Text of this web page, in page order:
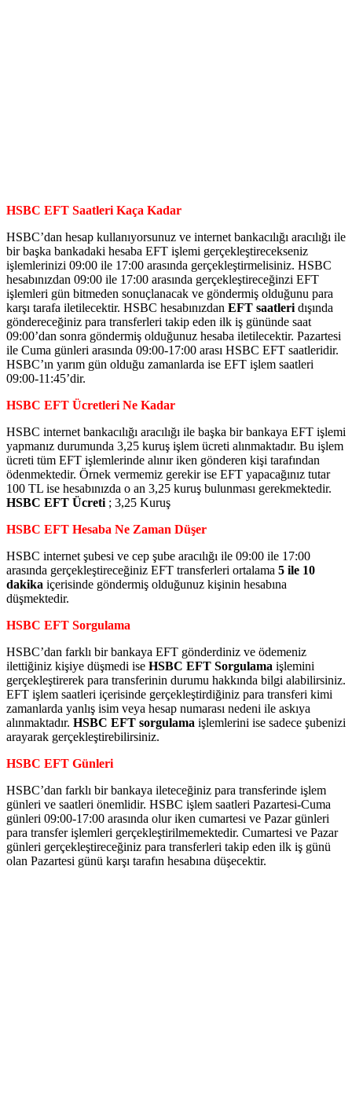
HSBC EFT Saatleri Kaça Kadar
HSBC’dan hesap kullanıyorsunuz ve internet bankacılığı aracılığı ile
bir başka bankadaki hesaba EFT işlemi gerçekleştirecekseniz
işlemlerinizi 09:00 ile 17:00 arasında gerçekleştirmelisiniz. HSBC
hesabınızdan 09:00 ile 17:00 arasında gerçekleştireceğinzi EFT
işlemleri gün bitmeden sonuçlanacak ve göndermiş olduğunu para
karşı tarafa iletilecektir. HSBC hesabınızdan EFT saatleri dışında
göndereceğiniz para transferleri takip eden ilk iş gününde saat
09:00’dan sonra göndermiş olduğunuz hesaba iletilecektir. Pazartesi
ile Cuma günleri arasında 09:00-17:00 arası HSBC EFT saatleridir.
HSBC’ın yarım gün olduğu zamanlarda ise EFT işlem saatleri
09:00-11:45’dir.
HSBC EFT Ücretleri Ne Kadar
HSBC internet bankacılığı aracılığı ile başka bir bankaya EFT işlemi
yapmanız durumunda 3,25 kuruş işlem ücreti alınmaktadır. Bu işlem
ücreti tüm EFT işlemlerinde alınır iken gönderen kişi tarafından
ödenmektedir. Örnek vermemiz gerekir ise EFT yapacağınız tutar
100 TL ise hesabınızda o an 3,25 kuruş bulunması gerekmektedir.
HSBC EFT Ücreti ; 3,25 Kuruş
HSBC EFT Hesaba Ne Zaman Düşer
HSBC internet şubesi ve cep şube aracılığı ile 09:00 ile 17:00
arasında gerçekleştireceğiniz EFT transferleri ortalama 5 ile 10
dakika içerisinde göndermiş olduğunuz kişinin hesabına
düşmektedir.
HSBC EFT Sorgulama
HSBC’dan farklı bir bankaya EFT gönderdiniz ve ödemeniz
ilettiğiniz kişiye düşmedi ise HSBC EFT Sorgulama işlemini
gerçekleştirerek para transferinin durumu hakkında bilgi alabilirsiniz.
EFT işlem saatleri içerisinde gerçekleştirdiğiniz para transferi kimi
zamanlarda yanlış isim veya hesap numarası nedeni ile askıya
alınmaktadır. HSBC EFT sorgulama işlemlerini ise sadece şubenizi
arayarak gerçekleştirebilirsiniz.
HSBC EFT Günleri
HSBC’dan farklı bir bankaya ileteceğiniz para transferinde işlem
günleri ve saatleri önemlidir. HSBC işlem saatleri Pazartesi-Cuma
günleri 09:00-17:00 arasında olur iken cumartesi ve Pazar günleri
para transfer işlemleri gerçekleştirilmemektedir. Cumartesi ve Pazar
günleri gerçekleştireceğiniz para transferleri takip eden ilk iş günü
olan Pazartesi günü karşı tarafın hesabına düşecektir.